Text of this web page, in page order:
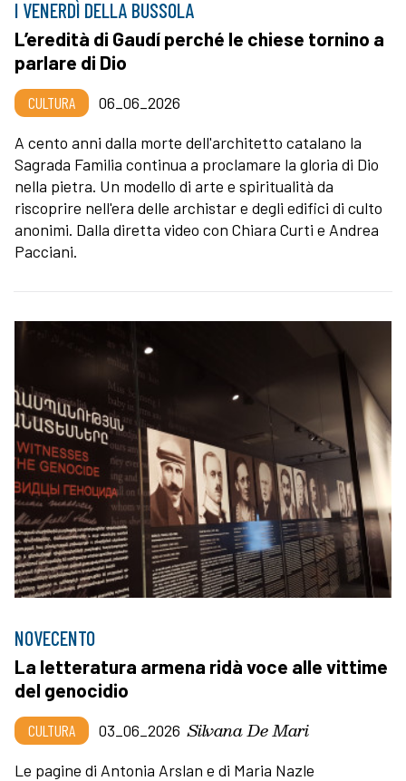
I VENERDÌ DELLA BUSSOLA
L’eredità di Gaudí perché le chiese tornino a
parlare di Dio
CULTURA
06_06_2026
A cento anni dalla morte dell'architetto catalano la
Sagrada Familia continua a proclamare la gloria di Dio
nella pietra. Un modello di arte e spiritualità da
riscoprire nell'era delle archistar e degli edifici di culto
anonimi. Dalla diretta video con Chiara Curti e Andrea
Pacciani.
NOVECENTO
La letteratura armena ridà voce alle vittime
del genocidio
CULTURA 03_06_2026 Silvana De Mari
Le pagine di Antonia Arslan e di Maria Nazle